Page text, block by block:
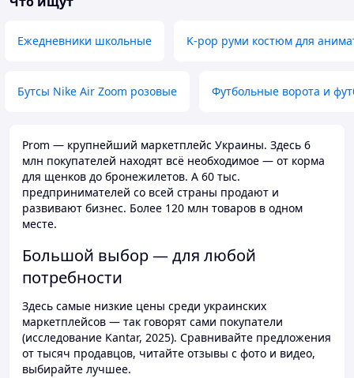
Ежедневники школьные K-pop руми костюм для
Бутсы Nike Air Zoom розовые Футбольные ворота и
Prom — крупнейший маркетплейс Украины. Здесь 6
млн покупателей находят всё необходимое — от корма
для щенков до бронежилетов. А 60 тыс.
предпринимателей со всей страны продают и
развивают бизнес. Более 120 млн товаров в одном
месте.
Большой выбор — для любой
потребности
Здесь самые низкие цены среди украинских
маркетплейсов — так говорят сами покупатели
(исследование Kantar, 2025). Сравнивайте предложения
от тысяч продавцов, читайте отзывы с фото и видео,
выбирайте лучшее.